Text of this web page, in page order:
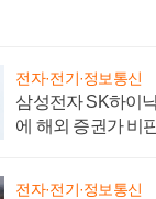
전자·전기·정보통신
삼성전자 SK하이
에 해외 증권가 비
전자·전기·정보통신